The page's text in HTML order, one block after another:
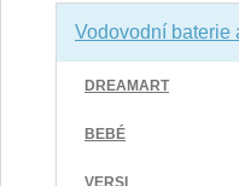
Vodovodní baterie
DREAMART
BEBÉ
VERSI